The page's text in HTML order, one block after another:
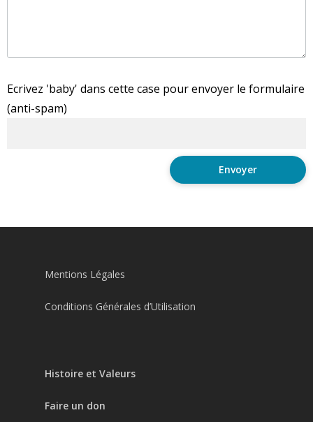
Ecrivez 'baby' dans cette case pour envoyer le formulaire
(anti-spam)
Mentions Légales
Conditions Générales d’Utilisation
Histoire et Valeurs
Faire un don